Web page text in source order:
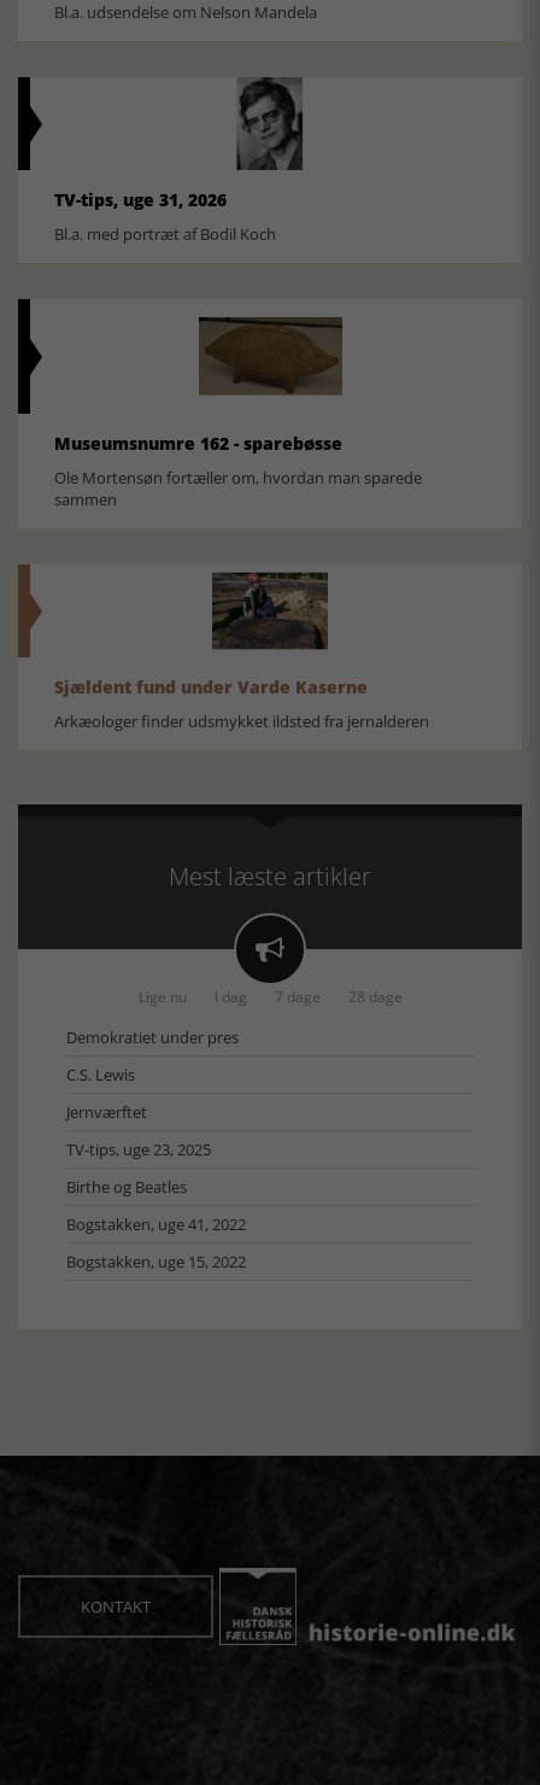
Bl.a. udsendelse om Nelson Mandela
TV-tips, uge 31, 2026
Bl.a. med portræt af Bodil Koch
Museumsnumre 162 - sparebøsse
Ole Mortensøn fortæller om, hvordan man sparede
sammen
Sjældent fund under Varde Kaserne
Arkæologer finder udsmykket ildsted fra jernalderen
Mest læste artikler

Lige nu I dag 7 dage 28 dage
Demokratiet under pres
C.S. Lewis
Jernværftet
TV-tips, uge 23, 2025
Birthe og Beatles
Bogstakken, uge 41, 2022
Bogstakken, uge 15, 2022
KONTAKT